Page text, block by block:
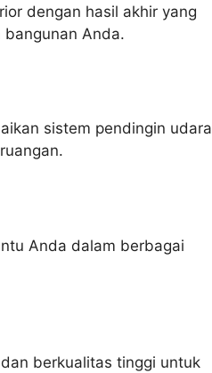
dengan hasil akhir yang
Anda.
sistem pendingin udara
Anda dalam berbagai
berkualitas tinggi untuk